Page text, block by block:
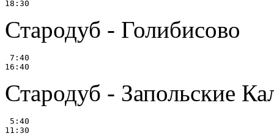
Стародуб - Голибисово
7:40
Стародуб - Запольские
5:40
11:30